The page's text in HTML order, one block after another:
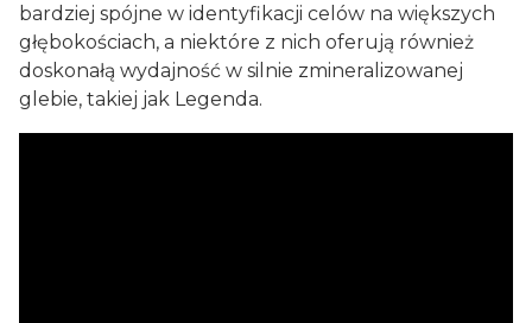
bardziej spójne w identyfikacji celów na większych
głębokościach, a niektóre z nich oferują również
doskonałą wydajność w silnie zmineralizowanej
glebie, takiej jak Legenda.